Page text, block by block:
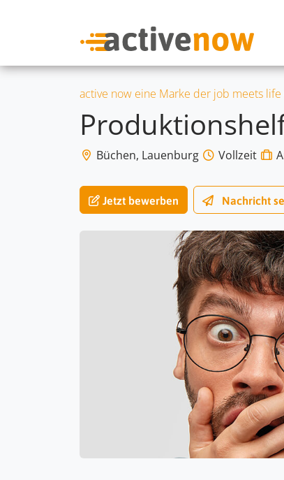
active now eine Marke der job meets life
Büchen, Lauenburg Vollzeit
Jetzt bewerben Nachricht